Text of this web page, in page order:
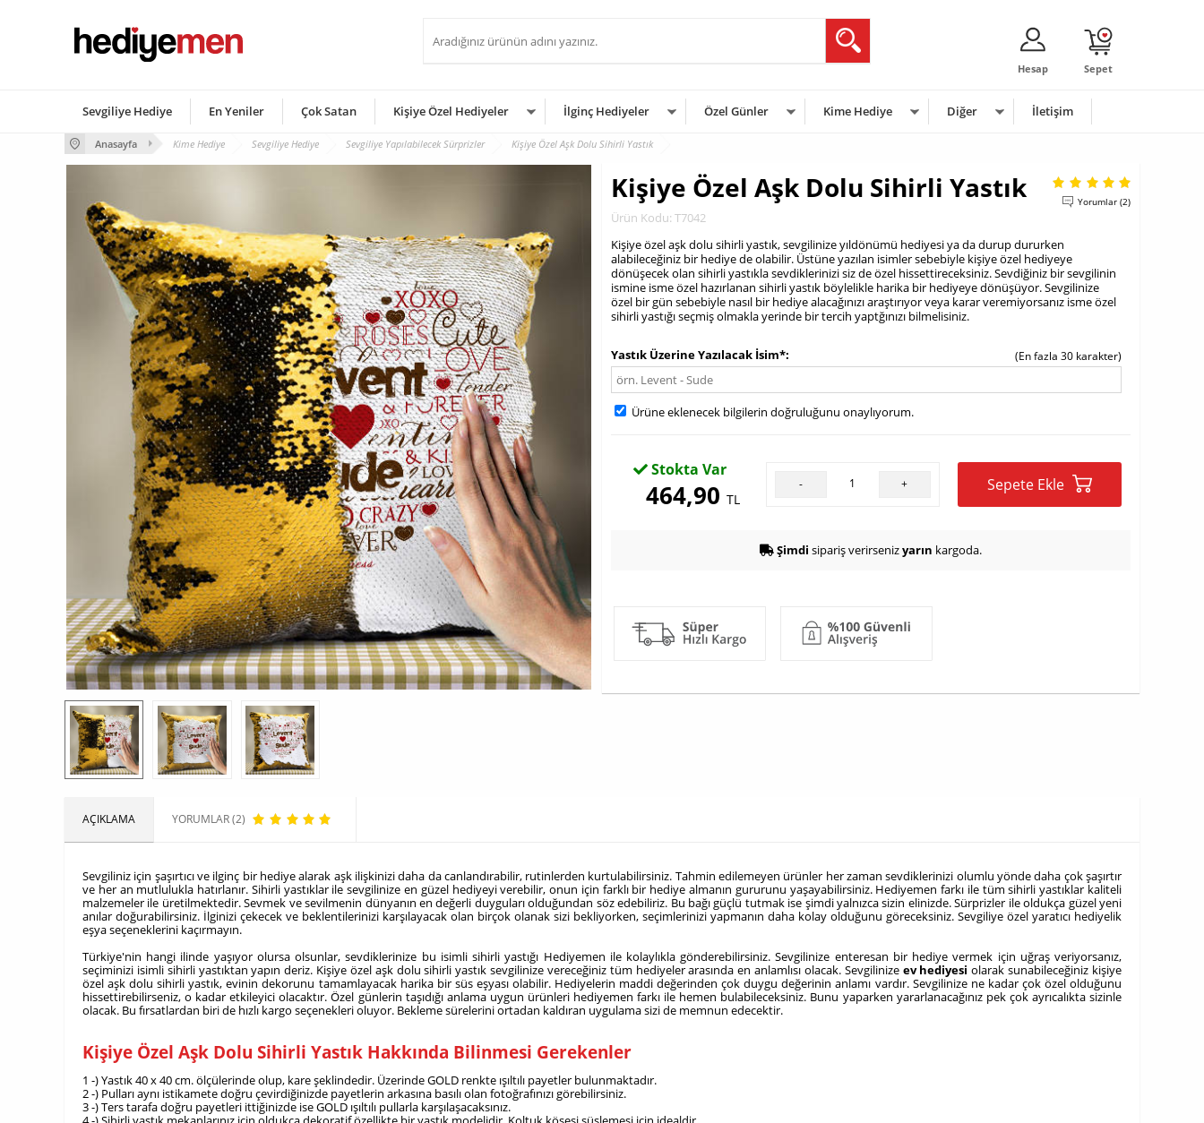
Sepet
Hesap
Sevgiliye Hediye En Yeniler Çok Satan Kişiye Özel Hediyeler İlginç Hediyeler Özel Günler Kime Hediye Diğer İletişim
Anasayfa Kime Hediye Sevgiliye Hediye Sevgiliye Yapılabilecek Sürprizler Kişiye Özel Aşk Dolu Sihirli Yastık
Kişiye Özel Aşk Dolu Sihirli Yastık
Ürün Kodu: T7042
Yorumlar (2)
Kişiye özel aşk dolu sihirli yastık, sevgilinize yıldönümü hediyesi ya da durup dururken
alabileceğiniz bir hediye de olabilir. Üstüne yazılan isimler sebebiyle kişiye özel hediyeye
dönüşecek olan sihirli yastıkla sevdiklerinizi siz de özel hissettireceksiniz. Sevdiğiniz bir sevgilinin
ismine isme özel hazırlanan sihirli yastık böylelikle harika bir hediyeye dönüşüyor. Sevgilinize
özel bir gün sebebiyle nasıl bir hediye alacağınızı araştırıyor veya karar veremiyorsanız isme özel
sihirli yastığı seçmiş olmakla yerinde bir tercih yaptğınızı bilmelisiniz.
Yastık Üzerine Yazılacak İsim*
(En fazla 30 karakter)
Ürüne eklenecek bilgilerin doğruluğunu onaylıyorum.
Stokta Var
464,90TL
- + Sepete Ekle
Şimdi sipariş verirsenizyarın kargoda.
AÇIKLAMA YORUMLAR (2)
Sevgiliniz için şaşırtıcı ve ilginç bir hediye alarak aşk ilişkinizi daha da canlandırabilir, rutinlerden kurtulabilirsiniz. Tahmin edilemeyen ürünler her zaman sevdiklerinizi olumlu yönde daha çok şaşırtır
ve her an mutlulukla hatırlanır. Sihirli yastıklar ile sevgilinize en güzel hediyeyi verebilir, onun için farklı bir hediye almanın gururunu yaşayabilirsiniz. Hediyemen farkı ile tüm sihirli yastıklar kaliteli
malzemeler ile üretilmektedir.Sevmek ve sevilmenin dünyanın en değerli duyguları olduğundan söz edebiliriz. Bu bağı güçlü tutmak ise şimdi yalnızca sizin elinizde. Sürprizler ile oldukça güzel yeni
anılar doğurabilirsiniz. İlginizi çekecek ve beklentilerinizi karşılayacak olan birçok olanak sizi bekliyorken, seçimlerinizi yapmanın daha kolay olduğunu göreceksiniz. Sevgiliye özel yaratıcı hediyelik
eşyaseçeneklerini kaçırmayın.
Türkiye'nin hangi ilinde yaşıyor olursa olsunlar, sevdiklerinize bu isimli sihirli yastığı Hediyemen ile kolaylıkla gönderebilirsiniz. Sevgilinize enteresan bir hediye vermek için uğraş veriyorsanız,
seçiminizi isimli sihirli yastıktan yapın deriz. Kişiye özel aşk dolu sihirli yastık sevgilinize vereceğiniz tüm hediyeler arasında en anlamlısı olacak. Sevgilinize ev hediyesi olarak sunabileceğiniz kişiye
özel aşk dolu sihirli yastık, evinin dekorunu tamamlayacak harika bir süs eşyası olabilir. Hediyelerin maddi değerinden çok duygu değerinin anlamı vardır. Sevgilinize ne kadar çok özel olduğunu
hissettirebilirseniz, o kadar etkileyici olacaktır. Özel günlerin taşıdığı anlama uygun ürünleri hediyemen farkı ile hemen bulabileceksiniz. Bunu yaparken yararlanacağınız pek çok ayrıcalıkta sizinle
olacak. Bu fırsatlardan biri de hızlı kargo seçenekleri oluyor. Bekleme sürelerini ortadan kaldıran uygulama sizi de memnun edecektir.
Kişiye Özel Aşk Dolu Sihirli Yastık Hakkında Bilinmesi Gerekenler
1 -) Yastık 40 x 40 cm. ölçülerinde olup, kare şeklindedir. Üzerinde GOLD renkte ışıltılı payetler bulunmaktadır.
2 -) Pulları aynı istikamete doğru çevirdiğinizde payetlerin arkasına basılı olan fotoğrafınızı görebilirsiniz.
3 -) Ters tarafa doğru payetleri ittiğinizde ise GOLD ışıltılı pullarla karşılaşacaksınız.